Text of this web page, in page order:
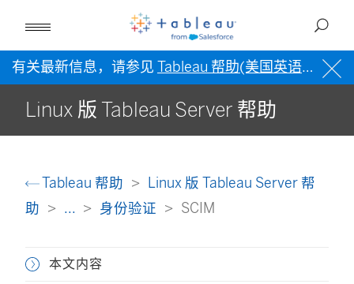
有关最新信息，请参见 Tableau 帮助(美国英语) 。
Linux 版 Tableau Server 帮助
Tableau 帮助
Linux 版 Tableau Server 帮
助
... 身份验证 SCIM
本文内容